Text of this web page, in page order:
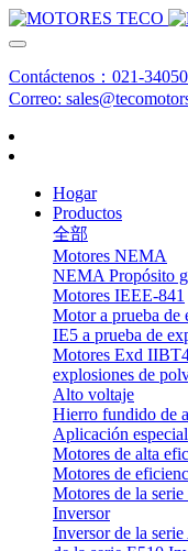
Contáctenos：021-
Correo:
Hogar
Productos
全部
Motores NEMA
NEMA Propósito
Motores IEEE-841
Motor a prueba de
IE5 a prueba de
Motores Exd
explosiones de
Alto voltaje
Hierro fundido de
Aplicación especial
Motores de alta
Motores de
Motores de la serie
Inversor
Inversor de la